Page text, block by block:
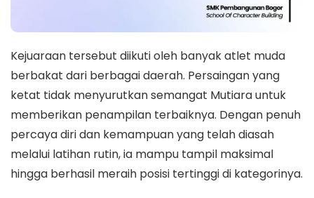
Kejuaraan tersebut diikuti oleh banyak atlet muda
berbakat dari berbagai daerah. Persaingan yang
ketat tidak menyurutkan semangat Mutiara untuk
memberikan penampilan terbaiknya. Dengan penuh
percaya diri dan kemampuan yang telah diasah
melalui latihan rutin, ia mampu tampil maksimal
hingga berhasil meraih posisi tertinggi di kategorinya.